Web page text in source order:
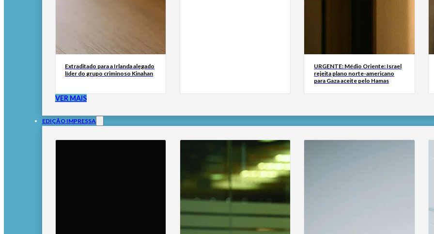
Extraditado para a Irlanda alegado
líder do grupo criminoso Kinahan
URGENTE: Médio Oriente: Israel
rejeita plano norte-americano
para Gaza aceite pelo Hamas
VER MAIS
EDIÇÃO IMPRESSA